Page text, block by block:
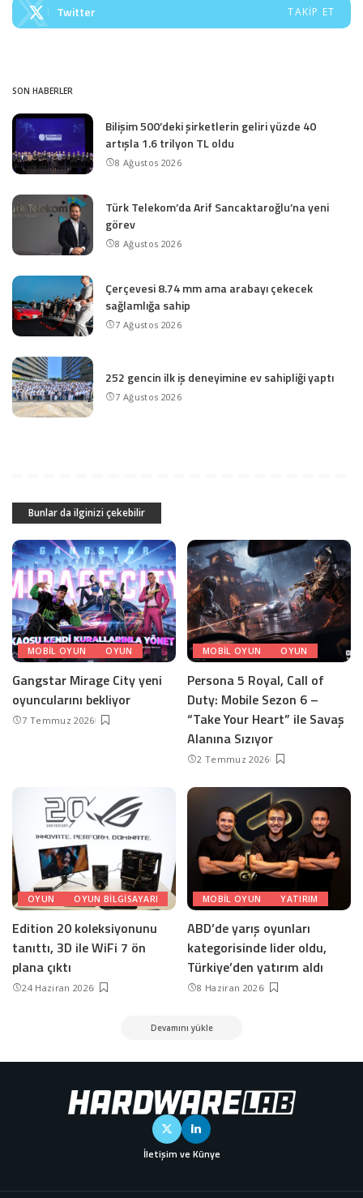
Twitter TAKIP ET
SON HABERLER
Bilişim 500’deki şirketlerin geliri yüzde 40
artışla 1.6 trilyon TL oldu
8 Ağustos 2026
Türk Telekom’da Arif Sancaktaroğlu’na yeni
görev
8 Ağustos 2026
Çerçevesi 8.74 mm ama arabayı çekecek
sağlamlığa sahip
7 Ağustos 2026
252 gencin ilk iş deneyimine ev sahipliği yaptı
7 Ağustos 2026
Bunlar da ilginizi çekebilir
MOBIL OYUN OYUN
Gangstar Mirage City yeni
oyuncularını bekliyor
7 Temmuz 2026
MOBIL OYUN OYUN
Persona 5 Royal, Call of
Duty: Mobile Sezon 6 –
“Take Your Heart” ile Savaş
Alanına Sızıyor
2 Temmuz 2026
OYUN OYUN BILGISAYARI
Edition 20 koleksiyonunu
tanıttı, 3D ile WiFi 7 ön
plana çıktı
24 Haziran 2026
MOBIL OYUN YATIRIM
ABD’de yarış oyunları
kategorisinde lider oldu,
Türkiye’den yatırım aldı
8 Haziran 2026
Devamını yükle
İletişim ve Künye